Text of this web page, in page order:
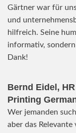
Gärtner war für
und
hilfreich. Seine
informativ,
Dank!
Bernd Eidel,
Printing
Wer jemanden
aber das